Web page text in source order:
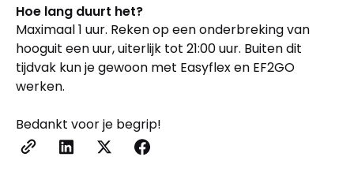
Hoe lang duurt het?
Maximaal 1 uur. Reken op een onderbreking van
hooguit een uur, uiterlijk tot 21:00 uur. Buiten dit
tijdvak kun je gewoon met Easyflex en EF2GO
werken.
Bedankt voor je begrip!